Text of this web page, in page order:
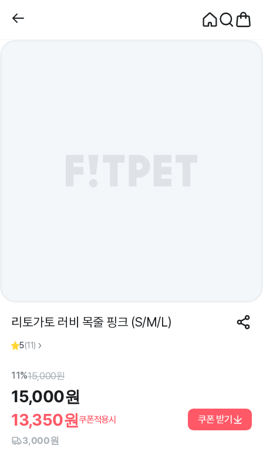
리토가토 러비 목줄 핑크 (S/M/L)
5(11)
11%15,000원
15,000원
13,350원쿠폰적용시 쿠폰 받기
3,000원